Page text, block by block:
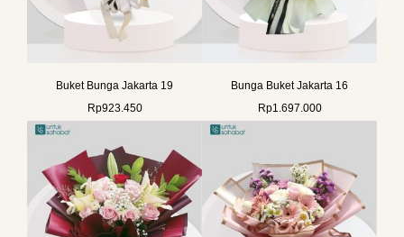
Buket Bunga Jakarta 19
Rp923.450
Bunga Buket Jakarta 16
Rp1.697.000